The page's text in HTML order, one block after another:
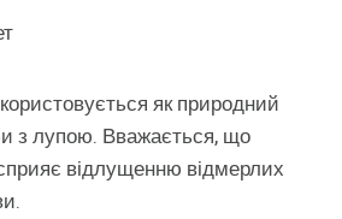
як природний
з лупою. Вважається, що
відлущенню відмерлих